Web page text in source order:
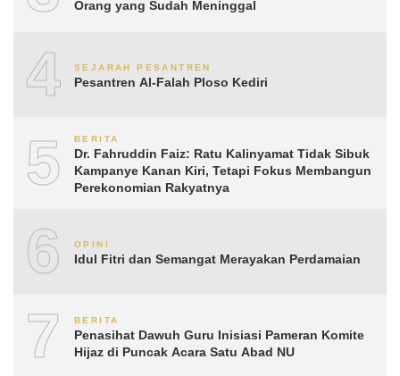
Orang yang Sudah Meninggal
4 SEJARAH PESANTREN
Pesantren Al-Falah Ploso Kediri
5 BERITA
Dr. Fahruddin Faiz: Ratu Kalinyamat Tidak Sibuk
Kampanye Kanan Kiri, Tetapi Fokus Membangun
Perekonomian Rakyatnya
6 OPINI
Idul Fitri dan Semangat Merayakan Perdamaian
7 BERITA
Penasihat Dawuh Guru Inisiasi Pameran Komite
Hijaz di Puncak Acara Satu Abad NU